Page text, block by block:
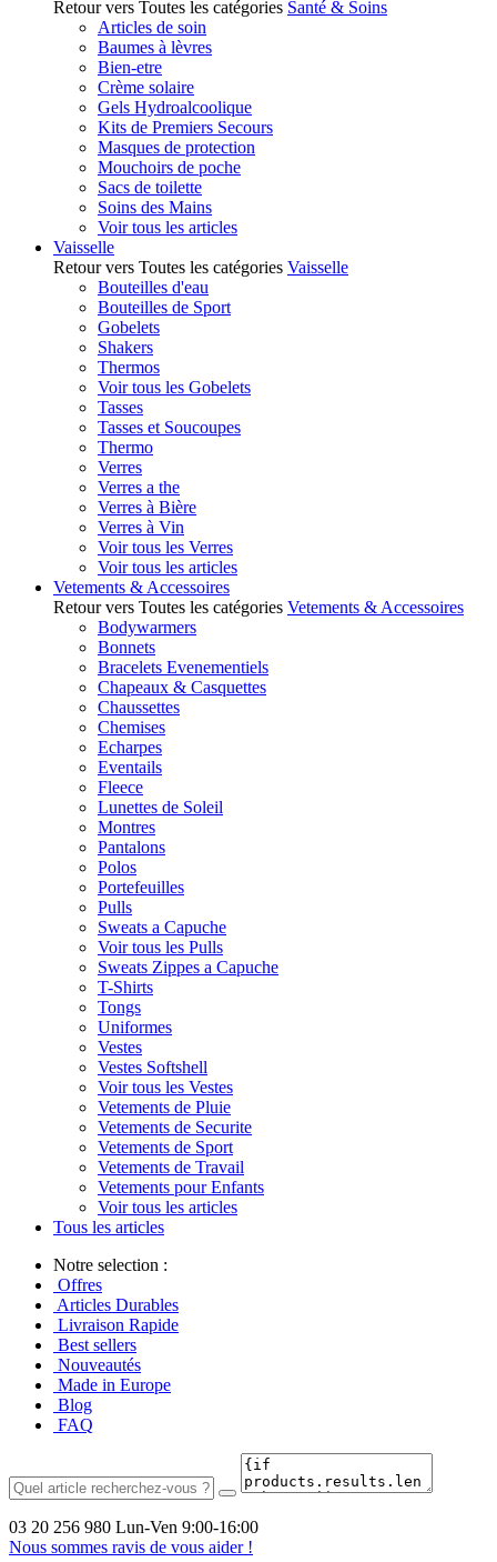
Retour vers Toutes les catégories Santé & Soins
Articles de soin
Baumes à lèvres
Bien-etre
Crème solaire
Gels Hydroalcoolique
Kits de Premiers Secours
Masques de protection
Mouchoirs de poche
Sacs de toilette
Soins des Mains
Voir tous les articles
Vaisselle
Retour vers Toutes les catégories Vaisselle
Bouteilles d'eau
Bouteilles de Sport
Gobelets
Shakers
Thermos
Voir tous les Gobelets
Tasses
Tasses et Soucoupes
Thermo
Verres
Verres a the
Verres à Bière
Verres à Vin
Voir tous les Verres
Voir tous les articles
Vetements & Accessoires
Retour vers Toutes les catégories Vetements & Accessoires
Bodywarmers
Bonnets
Bracelets Evenementiels
Chapeaux & Casquettes
Chaussettes
Chemises
Echarpes
Eventails
Fleece
Lunettes de Soleil
Montres
Pantalons
Polos
Portefeuilles
Pulls
Sweats a Capuche
Voir tous les Pulls
Sweats Zippes a Capuche
T-Shirts
Tongs
Uniformes
Vestes
Vestes Softshell
Voir tous les Vestes
Vetements de Pluie
Vetements de Securite
Vetements de Sport
Vetements de Travail
Vetements pour Enfants
Voir tous les articles
Tous les articles
Notre selection :
Offres
Articles Durables
Livraison Rapide
Best sellers
Nouveautés
Made in Europe
Blog
FAQ
03 20 256 980 Lun-Ven 9:00-16:00
Nous sommes ravis de vous aider !